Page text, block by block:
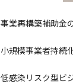
事業再構築補助金
小規模事業者持続
低感染リスク型ビ